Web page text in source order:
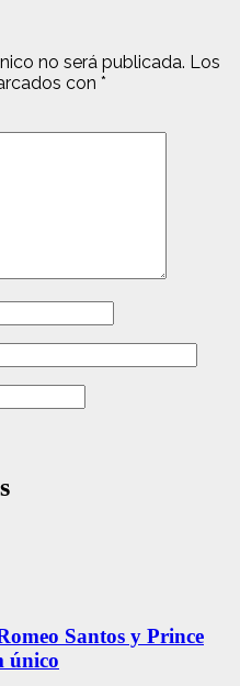
no será publicada. Los
con *
Santos y Prince
único